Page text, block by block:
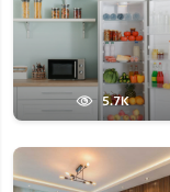
5.7K